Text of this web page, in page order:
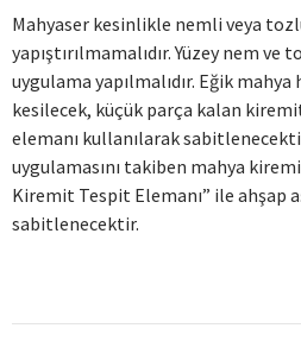
Mahyaser kesinlikle nemli veya
yapıştırılmamalıdır. Yüzey nem ve
uygulama yapılmalıdır. Eğik
kesilecek, küçük parça kalan
elemanı kullanılarak
uygulamasını takiben mahya
Kiremit Tespit Elemanı” ile ahşap
sabitlenecektir.